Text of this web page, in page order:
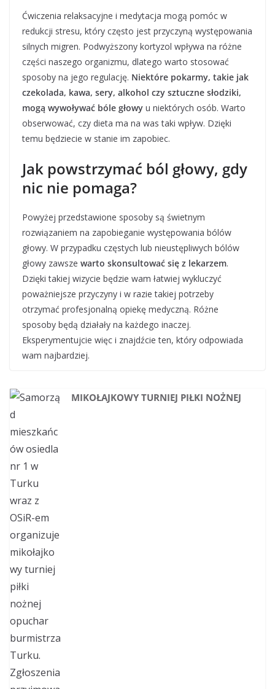
Ćwiczenia relaksacyjne i medytacja mogą pomóc w
redukcji stresu, który często jest przyczyną występowania
silnych migren. Podwyższony kortyzol wpływa na różne
części naszego organizmu, dlatego warto stosować
sposoby na jego regulację. Niektóre pokarmy, takie jak
czekolada, kawa, sery, alkohol czy sztuczne słodziki,
mogą wywoływać bóle głowy u niektórych osób. Warto
obserwować, czy dieta ma na was taki wpływ. Dzięki
temu będziecie w stanie im zapobiec.
Jak powstrzymać ból głowy, gdy
nic nie pomaga?
Powyżej przedstawione sposoby są świetnym
rozwiązaniem na zapobieganie występowania bólów
głowy. W przypadku częstych lub nieustępliwych bólów
głowy zawsze warto skonsultować się z lekarzem.
Dzięki takiej wizycie będzie wam łatwiej wykluczyć
poważniejsze przyczyny i w razie takiej potrzeby
otrzymać profesjonalną opiekę medyczną. Różne
sposoby będą działały na każdego inaczej.
Eksperymentujcie więc i znajdźcie ten, który odpowiada
wam najbardziej.
MIKOŁAJKOWY TURNIEJ PIŁKI NOŻNEJ